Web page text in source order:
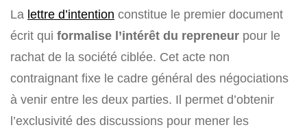
La lettre d’intention constitue le premier document
écrit qui formalise l’intérêt du repreneur pour le
rachat de la société ciblée. Cet acte non
contraignant fixe le cadre général des négociations
à venir entre les deux parties. Il permet d’obtenir
l’exclusivité des discussions pour mener les